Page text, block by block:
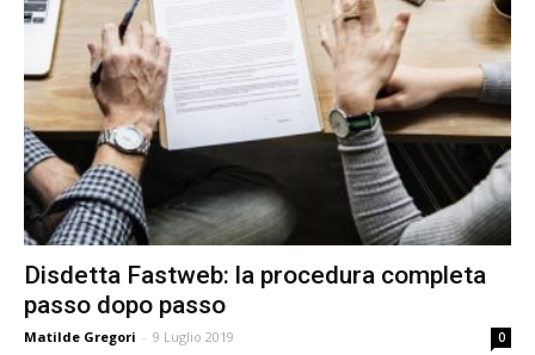
Disdetta Fastweb: la procedura completa
passo dopo passo
Matilde Gregori - 9 Luglio 2019 0